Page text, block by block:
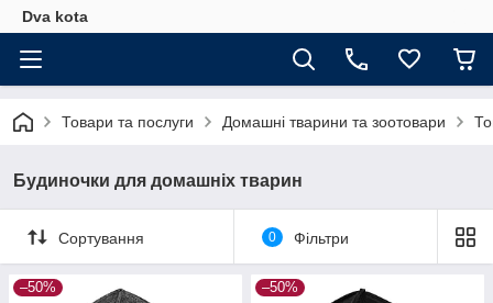
Dva kota
Товари та послуги Домашні тварини та зоотовари
Будиночки для домашніх тварин
Сортування 0 Фільтри
–50% –50%